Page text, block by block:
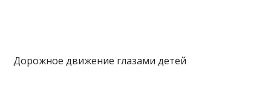
Дорожное движение глазами детей